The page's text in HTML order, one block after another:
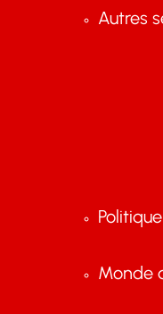
Autres
Monde